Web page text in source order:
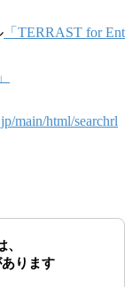
「TERRAST for Ent
main/html/searchrl
ります